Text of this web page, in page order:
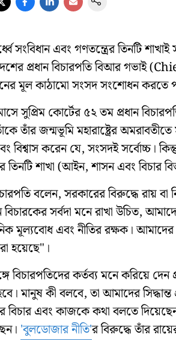
সংবিধান এবং গণতন্ত্রের তিনটি
প্রধান বিচারপতি বিআর গভাই
মূল কাঠামো সংসদ সংশোধন করতে
সুপ্রিম কোর্টের ৫২ তম প্রধান
তাঁর জন্মভূমি মহারাষ্ট্রের
বিশ্বাস করেন যে, সংসদই সর্বোচ্চ।
তিনটি শাখা (আইন, শাসন এবং বিচার
বলেন, সরকারের বিরুদ্ধে রায়
সর্বদা মনে রাখা উচিত,
মূল্যবোধ এবং নীতির রক্ষক।
হয়েছে"।
বিচারপতিদের কর্তব্য মনে করিয়ে দেন
মানুষ কী বলবে, তা আমাদের
বিচার এবং কাজকে কথা বলতে
'বুলডোজার নীতি'র বিরুদ্ধে তাঁর